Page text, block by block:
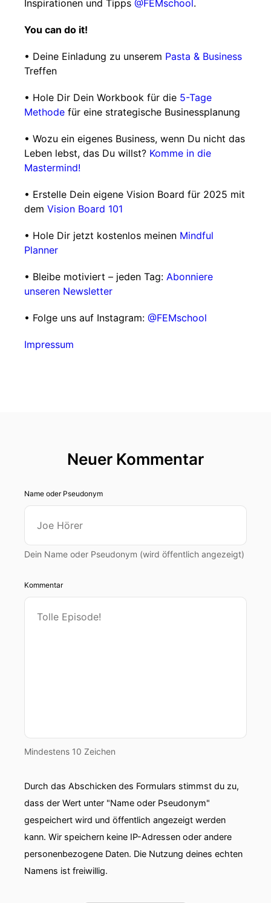
Inspirationen und Tipps @FEMschool .
You can do it!
• Deine Einladung zu unserem Pasta & Business
Treffen
• Hole Dir Dein Workbook für die 5-Tage
Methode für eine strategische Businessplanung
• Wozu ein eigenes Business, wenn Du nicht das
Leben lebst, das Du willst? Komme in die
Mastermind!
• Erstelle Dein eigene Vision Board für 2025 mit
dem Vision Board 101
• Hole Dir jetzt kostenlos meinen Mindful
Planner
• Bleibe motiviert – jeden Tag: Abonniere
unseren Newsletter
• Folge uns auf Instagram: @FEMschool
Impressum
Neuer Kommentar
Name oder Pseudonym
Dein Name oder Pseudonym (wird öffentlich angezeigt)
Kommentar
Mindestens 10 Zeichen
Durch das Abschicken des Formulars stimmst du zu,
dass der Wert unter "Name oder Pseudonym"
gespeichert wird und öffentlich angezeigt werden
kann. Wir speichern keine IP-Adressen oder andere
personenbezogene Daten. Die Nutzung deines echten
Namens ist freiwillig.